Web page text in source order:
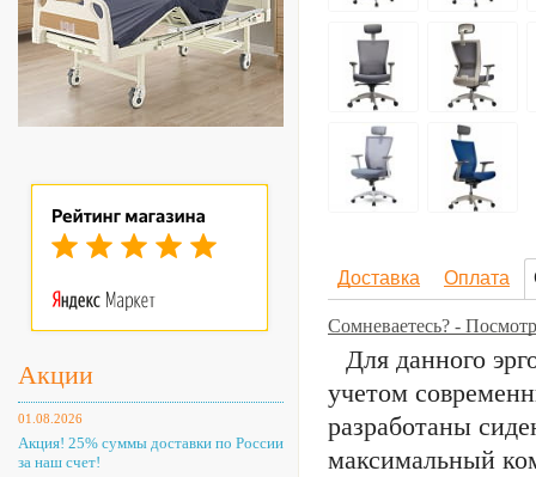
Акции
01.08.2026
Акция! 25% суммы доставки по России
за наш счет!
Доставка Оплата
Сомневаетесь? -
Для данного
учетом
разработаны
максимальный